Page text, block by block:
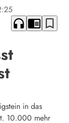
headphones chrome_reader_mode bookmark_border
in das
10.000 mehr